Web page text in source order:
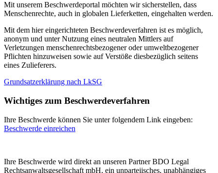
Mit unserem Beschwerdeportal möchten wir sicherstellen, dass
Menschenrechte, auch in globalen Lieferketten, eingehalten werden.
Mit dem hier eingerichteten Beschwerdeverfahren ist es möglich,
anonym und unter Nutzung eines neutralen Mittlers auf
Verletzungen menschenrechtsbezogener oder umweltbezogener
Pflichten hinzuweisen sowie auf Verstöße diesbezüglich seitens
eines Zulieferers.
Grundsatzerklärung nach LkSG
Wichtiges zum Beschwerdeverfahren
Ihre Beschwerde können Sie unter folgendem Link eingeben:
Beschwerde einreichen
Ihre Beschwerde wird direkt an unseren Partner BDO Legal
Rechtsanwaltsgesellschaft mbH, ein unparteiisches, unabhängiges